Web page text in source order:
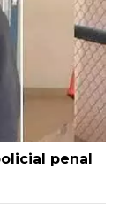
penal